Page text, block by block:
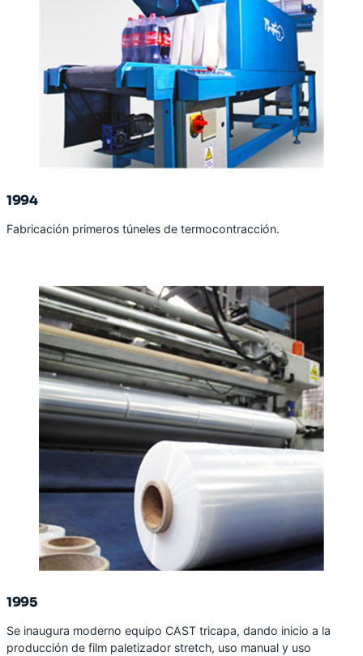
1994
Fabricación primeros túneles de termocontracción.
1995
Se inaugura moderno equipo CAST tricapa, dando inicio a la
producción de film paletizador stretch, uso manual y uso